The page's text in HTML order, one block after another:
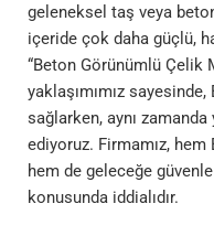
geleneksel taş veya
içeride çok daha güçlü,
“Beton Görünümlü Çelik
yaklaşımımız
sağlarken, aynı
ediyoruz. Firmamız, hem
hem de geleceğe
konusunda iddialıdır.